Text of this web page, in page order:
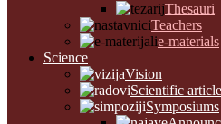
Thesauri
Teachers
e-materials
Science
Vision
Scientific
Symposiums